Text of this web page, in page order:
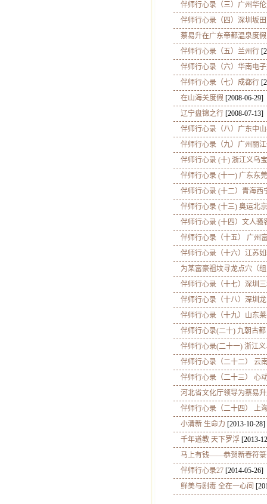
伴师行心录（三）广州华
伴师行心录（四）深圳坂
蔡易升在广东帝都温泉度
伴师行心录（五）兰州行
伴师行心录（六）华南电
伴师行心录（七）成都行
在山海关度假 [2008-06-29]
辽宁盘锦之行 [2008-07-13]
伴师行心录（八）广东中
伴师行心录（九）广州丽
伴师行心录 (十) 浙江义乌
伴师行心录 (十一) 广东东
伴师行心录 (十二）青海西
伴师行心录 (十三) 奥运北京
伴师行心录 (十四）文人骚
伴师行心录（十五） 广州
伴师行心录（十六）江苏
为某富豪祖坟寻龙点穴（
伴师行心录（十七）深圳
伴师行心录（十八）深圳
伴师行心录（十九）山东
伴师行心录(二十) 九朝古都
伴师行心录(二十一) 浙江义
伴师行心录（二十二） 云
伴师行心录（二十三） 心
河北省文化厅领导为蔡易
伴师行心录（二十四） 上
小清新 生命力 [2013-10-28]
千年道教 天下罗浮 [2013-
马上有钱——恭贺新春符箓
伴师行心录27 [2014-05-26]
鲜美与剧毒 全在一心间